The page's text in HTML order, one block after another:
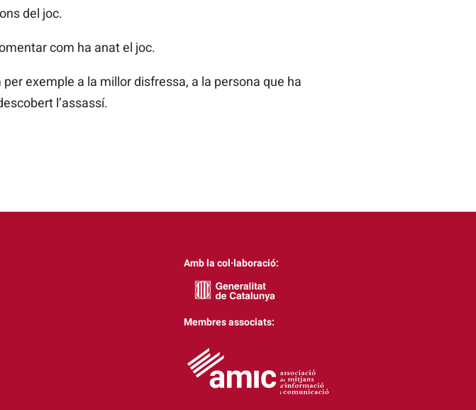
del joc.
com ha anat el joc.
exemple a la millor disfressa, a la persona que ha
l’assassí.
Amb la col·laboració:
Membres associats: